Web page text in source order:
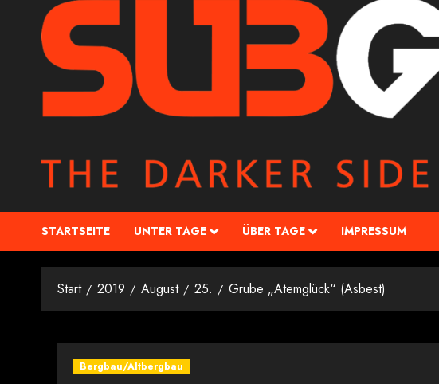
STARTSEITE UNTER TAGE ÜBER TAGE IMPRESSUM
Start 2019 August 25. Grube „Atemglück“ (Asbest)
Bergbau/Altbergbau